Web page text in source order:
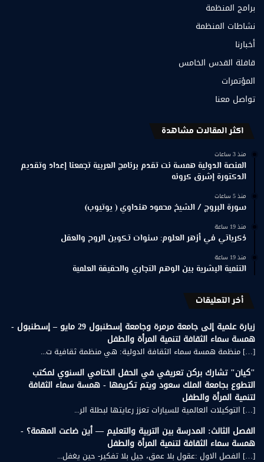
برامج المنظمة
نشاطات المنظمة
أخبارنا
قافلة القدس الخامس
المؤتمرات
تواصل معنا
اكثر المقالات مشاهدة
منذ 3 ساعات
المنصة الدولية همسة نت تقدم برنامج العربية تجمعنا إعداد وتقديم
الدكتورة إشرق كرونه
منذ 5 ساعات
سورة البروج / الشيخ محمود هنداوي ( يوتيوب)
منذ 19 ساعة
ذكرياتي في أزهر العلوم: سنوات تكوين الروح والعقل
منذ 19 ساعة
التنمية البشرية بين الوهم التجاري والحقيقة العلمية
أخر التعليقات
زيارة علمية إلى جامعة مرمرة وجامعة إسطنبول 29 مايو – إسطنبول -
همسة سماء الثقافة لتنمية المرأة والطفل
[…] منظمة همسة سماء الثقافة الدولية: هي منظمة ثقافية ت...
"كيان" تشارك بركن تعريفي في الحفل الختامي السنوي لمكتب
التطوع بجامعة الملك سعود ويتم تكريمها - همسة سماء الثقافة
لتنمية المرأة والطفل
[…] التوكيلات العالمية للسيارات تعزز رعايتها لبطلة الر...
الفصل الثالث: المدرسة بين التربية والتعليم — أين ضاعت المهمة؟ -
همسة سماء الثقافة لتنمية المرأة والطفل
[…] الفصل الاول :عقول بلا عمق، جيل بلا تفكير- حين يغفل...